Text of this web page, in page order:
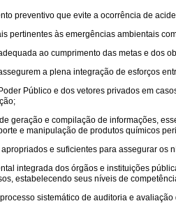
preventivo que evite a ocorrência de
pertinentes às emergências ambientais
ao cumprimento das metas e dos
a plena integração de esforços
Público e dos vetores privados em
geração e compilação de informações,
e manipulação de produtos químicos
e suficientes para assegurar os
integrada dos órgãos e instituições
estabelecendo seus níveis de
sistemático de auditoria e